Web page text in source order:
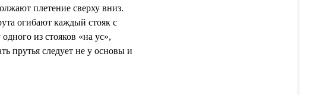
плетение сверху вниз.
огибают каждый стояк с
из стояков «на ус»,
прутья следует не у основы и